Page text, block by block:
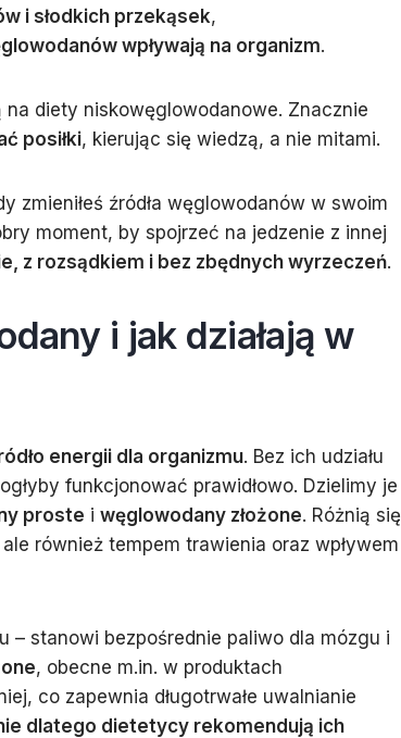
i słodkich przekąsek,
wpływają na organizm.
diety niskowęglowodanowe. Znacznie
posiłki, kierując się wiedzą, a nie mitami.
zmieniłeś źródła węglowodanów w swoim
moment, by spojrzeć na jedzenie z innej
z rozsądkiem i bez zbędnych wyrzeczeń.
i jak działają w
energii dla organizmu. Bez ich udziału
funkcjonować prawidłowo. Dzielimy je
proste i węglowodany złożone. Różnią się
również tempem trawienia oraz wpływem
– stanowi bezpośrednie paliwo dla mózgu i
, obecne m.in. w produktach
co zapewnia długotrwałe uwalnianie
dlatego dietetycy rekomendują ich